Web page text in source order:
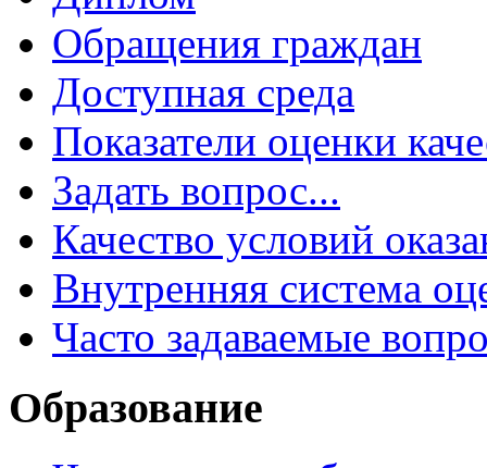
Обращения граждан
Доступная среда
Показатели оценки
Задать вопрос...
Качество условий
Внутренняя система
Часто задаваемые
Образование